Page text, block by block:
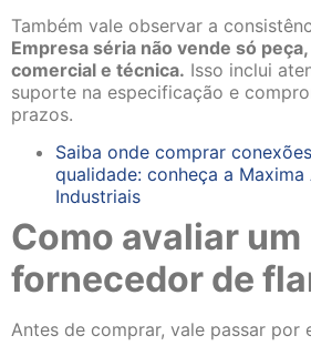
Também vale observar a
Empresa séria não vende só
comercial e técnica. Isso inclui
suporte na especificação e
prazos.
Saiba onde comprar
qualidade: conheça a Maxima
Industriais
Como avaliar um
fornecedor de
Antes de comprar, vale passar por